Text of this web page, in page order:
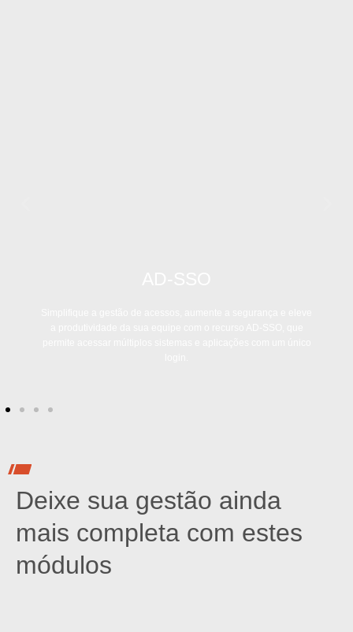
Deixe sua gestão ainda
mais completa com estes
módulos